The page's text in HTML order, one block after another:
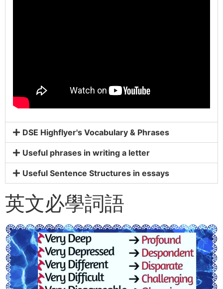
DSE Highflyer's Vocabulary & Phrases
Useful phrases in writing a letter
Useful Sentence Structures in essays
英文必學詞語